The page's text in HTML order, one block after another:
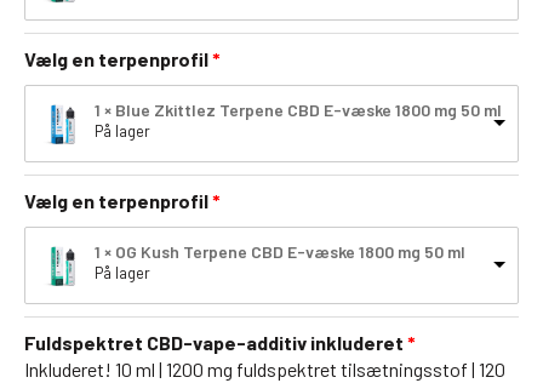
Vælg en terpenprofil
1 × Blue Zkittlez Terpene CBD E-væske 1800 mg 50 ml
På lager
Vælg en terpenprofil
1 × OG Kush Terpene CBD E-væske 1800 mg 50 ml
På lager
Fuldspektret CBD-vape-additiv inkluderet
Inkluderet! 10 ml | 1200 mg fuldspektret tilsætningsstof | 120